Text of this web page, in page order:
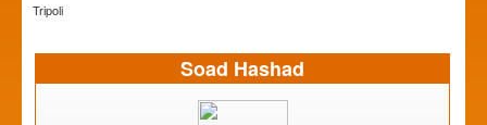
Tripoli
Soad Hashad